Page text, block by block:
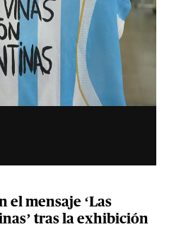
mensaje ‘Las
tras la exhibición